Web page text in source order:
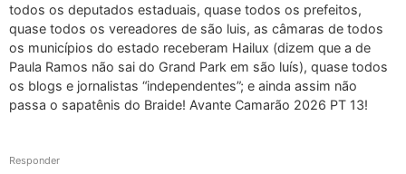
todos os deputados estaduais, quase todos os prefeitos,
quase todos os vereadores de são luis, as câmaras de todos
os municípios do estado receberam Hailux (dizem que a de
Paula Ramos não sai do Grand Park em são luís), quase todos
os blogs e jornalistas “independentes”; e ainda assim não
passa o sapatênis do Braide! Avante Camarão 2026 PT 13!
Responder